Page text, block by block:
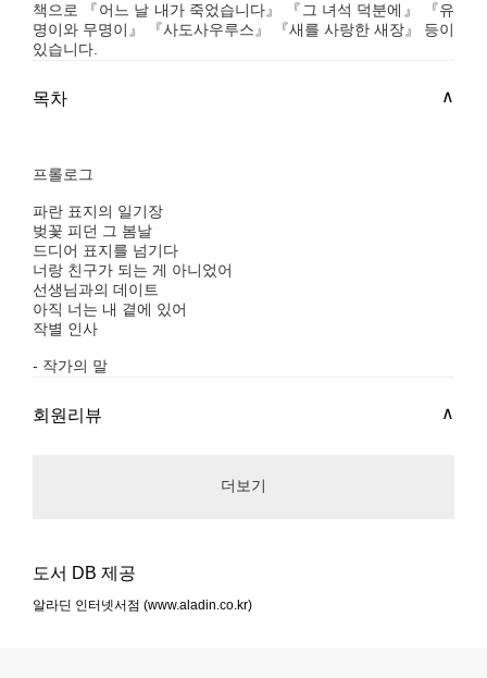
책으로 『어느 날 내가 죽었습니다』 『그 녀석 덕분에』 『유
명이와 무명이』 『사도사우루스』 『새를 사랑한 새장』 등이
있습니다.
목차
프롤로그
파란 표지의 일기장
벚꽃 피던 그 봄날
드디어 표지를 넘기다
너랑 친구가 되는 게 아니었어
선생님과의 데이트
아직 너는 내 곁에 있어
작별 인사
- 작가의 말
회원리뷰
더보기
도서 DB 제공
알라딘 인터넷서점 (www.aladin.co.kr)